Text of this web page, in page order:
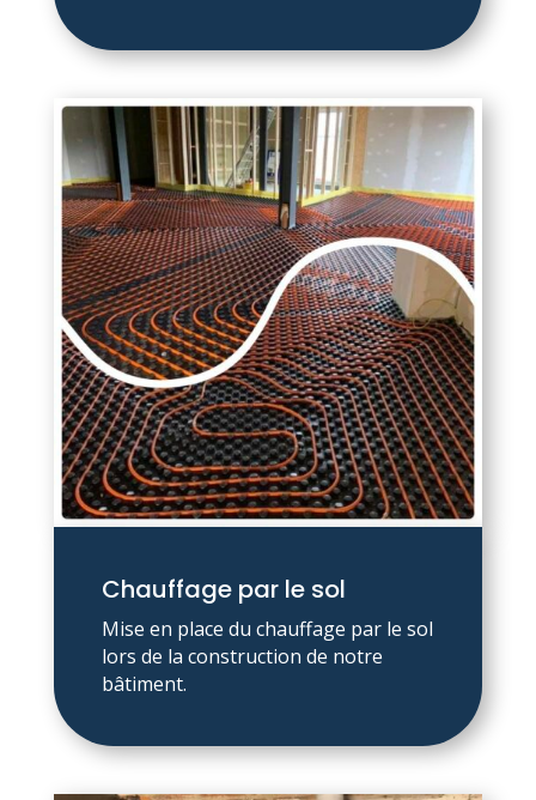
Chauffage par le sol
Mise en place du chauffage par le sol
lors de la construction de notre
bâtiment.